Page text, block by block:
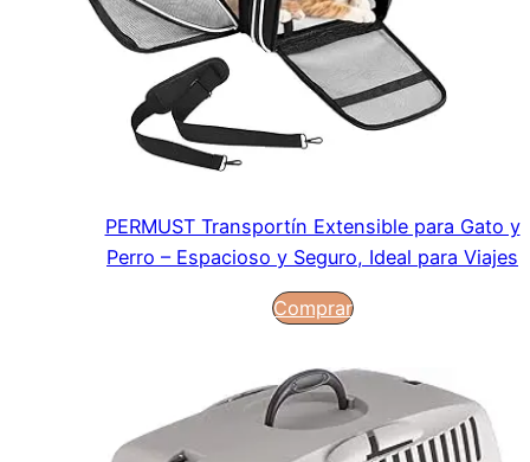
PERMUST Transportín Extensible para Gato y
Perro – Espacioso y Seguro, Ideal para Viajes
Comprar